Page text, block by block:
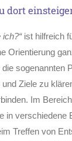
dort
ich?“ist hilfreich
Orientierung
sogenannten
Ziele zu
Im Bereich
in verschiedene
Treffen von